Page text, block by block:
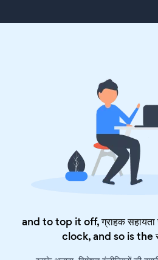
and to top it off, ग्राहक
clock, and so is the